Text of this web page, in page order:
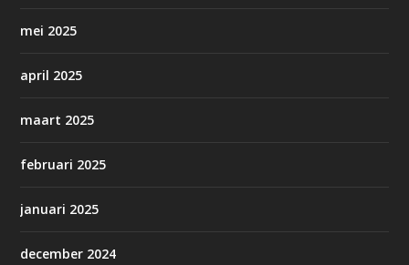
mei 2025
april 2025
maart 2025
februari 2025
januari 2025
december 2024